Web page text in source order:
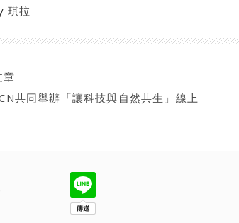
琪拉
章
共同舉辦「讓科技與自然共生」線上